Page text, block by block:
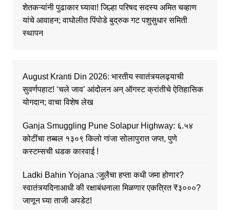
शेतकऱ्यांनी पुढाकार घ्यावा! जिल्हा परिषद सदस्य अमित चव्हाण
यांचे आवाहन; वाघोलीत पिंपोडे बुद्रुक गट पशुसुधार समिती
स्थापन
August Kranti Din 2026: भारतीय स्वातंत्र्यलढ्याची
सुवर्णपहाट! ‘चले जाव’ आंदोलन अन् ऑगस्ट क्रांतीचे ऐतिहासिक
योगदान; वाचा विशेष लेख
Ganja Smuggling Pune Solapur Highway: ६.५४
कोटींचा तब्बल १३०९ किलो गांजा सोलापुरात जप्त, पुणे
कस्टम्सची धडक कारवाई !
Ladki Bahin Yojana :जुलैचा हप्ता कधी जमा होणार?
स्वातंत्र्यदिनाआधी की रक्षाबंधनाला मिळणार एकत्रित ₹३०००?
जाणून घ्या ताजी अपडेट!